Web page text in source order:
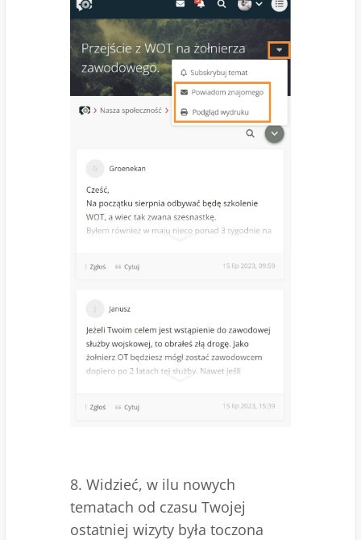
8. Widzieć, w ilu nowych
tematach od czasu Twojej
ostatniej wizyty była toczona